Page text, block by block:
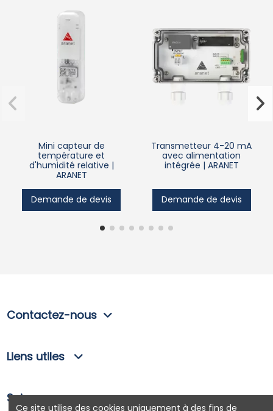
Mini capteur de
température et
d'humidité relative |
ARANET
Demande de devis
Transmetteur 4-20 mA
avec alimentation
intégrée | ARANET
Demande de devis
Contactez-nous
Liens utiles
Suivez-nous
Ce site utilise des cookies uniquement à des fins de